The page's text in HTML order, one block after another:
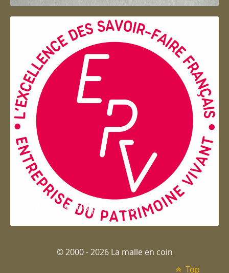
Entreprise du patrimoie
© 2000 - 2026 La malle en coin
Top